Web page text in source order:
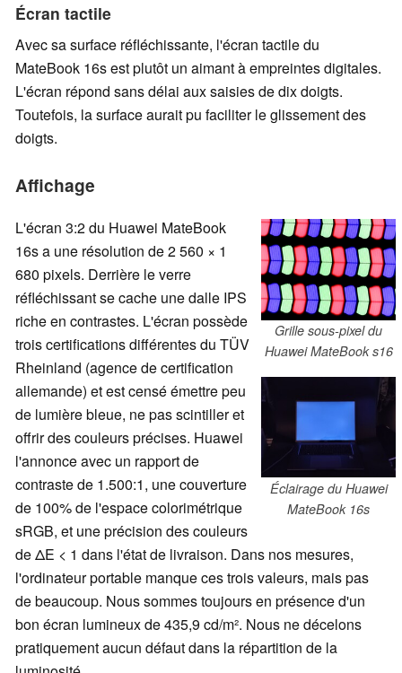
Écran tactile
Avec sa surface réfléchissante, l'écran tactile du
MateBook 16s est plutôt un aimant à empreintes digitales.
L'écran répond sans délai aux saisies de dix doigts.
Toutefois, la surface aurait pu faciliter le glissement des
doigts.
Affichage
Grille sous-pixel du
Huawei MateBook s16
Éclairage du Huawei
MateBook 16s
L'écran 3:2 du Huawei MateBook
16s a une résolution de 2 560 × 1
680 pixels. Derrière le verre
réfléchissant se cache une dalle IPS
riche en contrastes. L'écran possède
trois certifications différentes du TÜV
Rheinland (agence de certification
allemande) et est censé émettre peu
de lumière bleue, ne pas scintiller et
offrir des couleurs précises. Huawei
l'annonce avec un rapport de
contraste de 1.500:1, une couverture
de 100% de l'espace colorimétrique
sRGB, et une précision des couleurs
de ΔE < 1 dans l'état de livraison. Dans nos mesures,
l'ordinateur portable manque ces trois valeurs, mais pas
de beaucoup. Nous sommes toujours en présence d'un
bon écran lumineux de 435,9 cd/m². Nous ne décelons
pratiquement aucun défaut dans la répartition de la